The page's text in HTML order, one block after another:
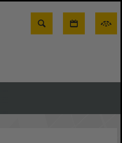
Suche